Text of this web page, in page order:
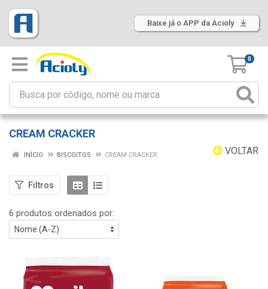
Baixe já o APP da Acioly
0
CREAM CRACKER
VOLTAR
INÍCIO BISCOITOS CREAM CRACKER
Filtros
6 produtos ordenados por: